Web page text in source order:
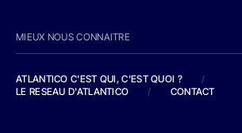
MIEUX NOUS CONNAITRE
ATLANTICO C'EST QUI, C'EST QUOI ?
/
LE RESEAU D'ATLANTICO
/ CONTACT